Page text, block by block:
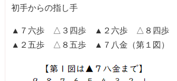
初手からの指し手
▲７六歩 △３四歩 ▲２六歩 △８四歩
▲２五歩 △８五歩 ▲７八金（第１図）